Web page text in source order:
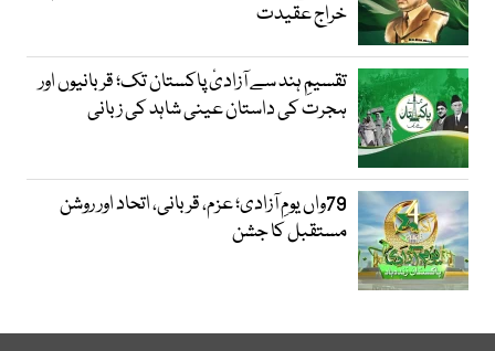
خراج عقیدت
تقسیمِ ہند سے آزادیٔ پاکستان تک؛ قربانیوں اور
ہجرت کی داستان عینی شاہد کی زبانی
79واں یومِ آزادی؛ عزم، قربانی، اتحاد اور روشن
مستقبل کا جشن